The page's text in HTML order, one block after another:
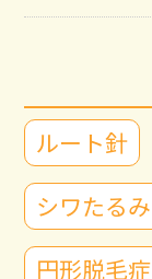
ルート針
シワたるみ
円形脱毛症